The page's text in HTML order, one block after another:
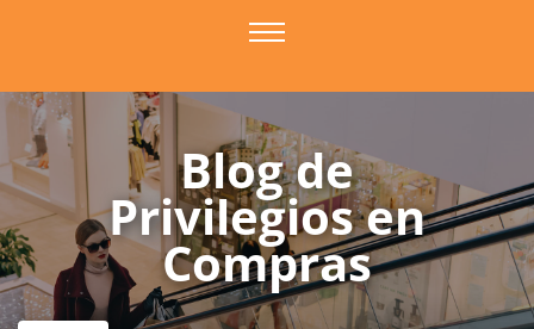
Blog de
Privilegios en
Compras